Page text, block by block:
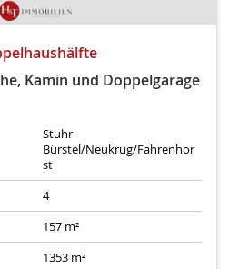
Kamin und Doppelgarage
Stuhr-
Bürstel/Neukrug/Fahrenhor
st
4
157 m²
1353 m²